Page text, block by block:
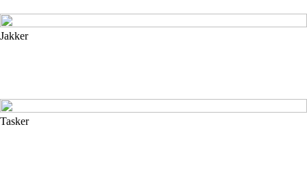
Jakker
Tasker